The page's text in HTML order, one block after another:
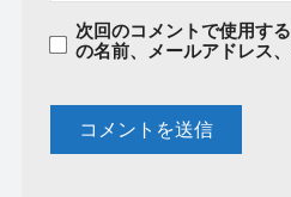
次回のコメントで使用す
の名前、メールアドレス